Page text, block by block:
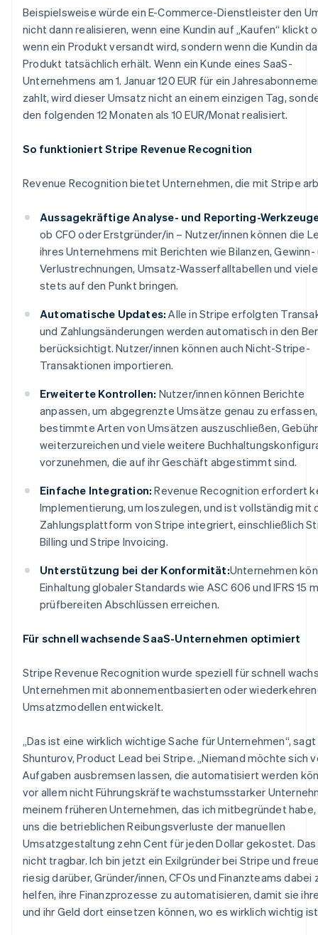
Beispielsweise würde ein E-Commerce-Dienstleister den
nicht dann realisieren, wenn eine Kundin auf „Kaufen“ klickt
wenn ein Produkt versandt wird, sondern wenn die Kundin
Produkt tatsächlich erhält. Wenn ein Kunde eines SaaS-
Unternehmens am 1. Januar 120 EUR für ein
zahlt, wird dieser Umsatz nicht an einem einzigen Tag,
den folgenden 12 Monaten als 10 EUR/Monat realisiert.
So funktioniert Stripe Revenue Recognition
Revenue Recognition bietet Unternehmen, die mit Stripe
Aussagekräftige Analyse- und Reporting-
ob CFO oder Erstgründer/in – Nutzer/innen können die
ihres Unternehmens mit Berichten wie Bilanzen, Gewinn-
Verlustrechnungen, Umsatz-Wasserfalltabellen und
stets auf den Punkt bringen.
Automatische Updates: Alle in Stripe erfolgten
und Zahlungsänderungen werden automatisch in den
berücksichtigt. Nutzer/innen können auch Nicht-Stripe-
Transaktionen importieren.
Erweiterte Kontrollen: Nutzer/innen können Berichte
anpassen, um abgegrenzte Umsätze genau zu erfassen,
bestimmte Arten von Umsätzen auszuschließen,
weiterzureichen und viele weitere
vorzunehmen, die auf ihr Geschäft abgestimmt sind.
Einfache Integration: Revenue Recognition erfordert
Implementierung, um loszulegen, und ist vollständig mit
Zahlungsplattform von Stripe integriert, einschließlich
Billing und Stripe Invoicing.
Unterstützung bei der Konformität:Unternehmen
Einhaltung globaler Standards wie ASC 606 und IFRS 15
prüfbereiten Abschlüssen erreichen.
Für schnell wachsende SaaS-Unternehmen optimiert
Stripe Revenue Recognition wurde speziell für schnell
Unternehmen mit abonnementbasierten oder
Umsatzmodellen entwickelt.
„Das ist eine wirklich wichtige Sache für Unternehmen“,
Shunturov, Product Lead bei Stripe. „Niemand möchte sich
Aufgaben ausbremsen lassen, die automatisiert werden
vor allem nicht Führungskräfte wachstumsstarker
meinem früheren Unternehmen, das ich mitbegründet habe,
uns die betrieblichen Reibungsverluste der manuellen
Umsatzgestaltung zehn Cent für jeden Dollar gekostet.
nicht tragbar. Ich bin jetzt ein Exilgründer bei Stripe und
riesig darüber, Gründer/innen, CFOs und Finanzteams dabei
helfen, ihre Finanzprozesse zu automatisieren, damit sie
und ihr Geld dort einsetzen können, wo es wirklich wichtig
Australien
English
Nederlands FrançaisDeutsch English
Bulgarien
English
Dänemark
Deutschland
Deutsch English
Estland
English
Festlandchina
简体中文English
Finnland
English Svenska
Frankreich
FrançaisEnglish
Gibraltar
English
Griechenland
English